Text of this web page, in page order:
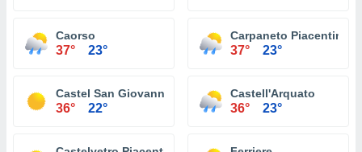
Caorso
37° 23°
Carpaneto Piacentino
37° 23°
Castel San Giovanni
36° 22°
Castell'Arquato
36° 23°